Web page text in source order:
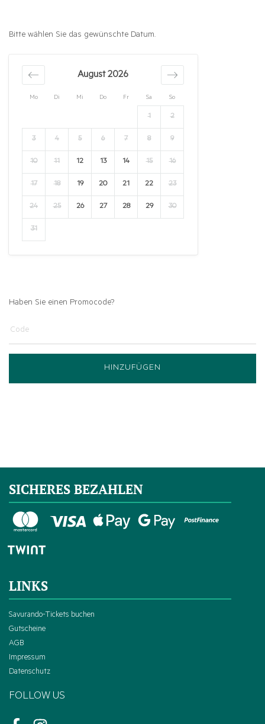
Bitte wählen Sie das gewünschte Datum.
Mo Di Mi Do Fr Sa So
August 2026
1 2
3 4 5 6 7 8 9
10 11 12 13 14 15 16
17 18 19 20 21 22 23
24 25 26 27 28 29 30
31
Haben Sie einen Promocode?
HINZUFÜGEN
SICHERES BEZAHLEN
LINKS
Savurando-Tickets buchen
Gutscheine
AGB
Impressum
Datenschutz
FOLLOW US